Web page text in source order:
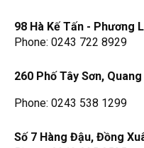
98 Hà Kế Tấn - Phương
Phone: 0243 722 8929
260 Phố Tây Sơn,
Phone: 0243 538 1299
Số 7 Hàng Đậu, Đồng